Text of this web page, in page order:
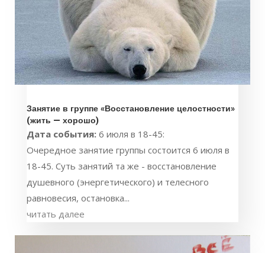
Занятие в группе «Восстановление целостности»
(жить — хорошо)
Дата события: 6 июля в 18-45:
Очередное занятие группы состоится 6 июля в
18-45. Суть занятий та же - восстановление
душевного (энергетического) и телесного
равновесия, остановка...
читать далее